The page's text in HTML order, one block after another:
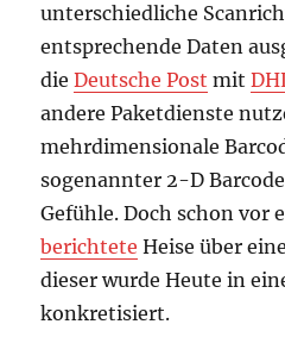
unterschiedliche
entsprechende Daten
dieDeutsche Post mit
andere Paketdienste
mehrdimensionale
sogenannter 2-D
Gefühle. Doch schon vor
berichtete Heise über
dieser wurde Heute in
konkretisiert.